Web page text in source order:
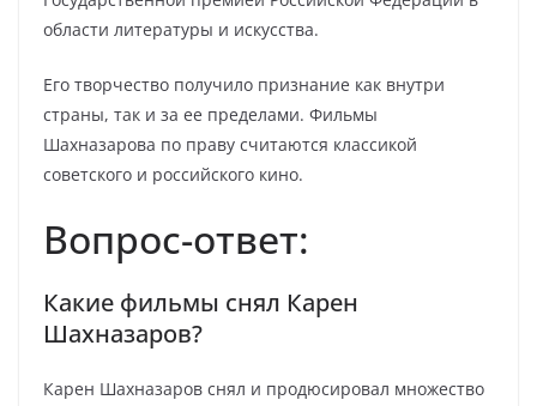
области литературы и искусства.
Его творчество получило признание как внутри
страны, так и за ее пределами. Фильмы
Шахназарова по праву считаются классикой
советского и российского кино.
Вопрос-ответ:
Какие фильмы снял Карен
Шахназаров?
Карен Шахназаров снял и продюсировал множество